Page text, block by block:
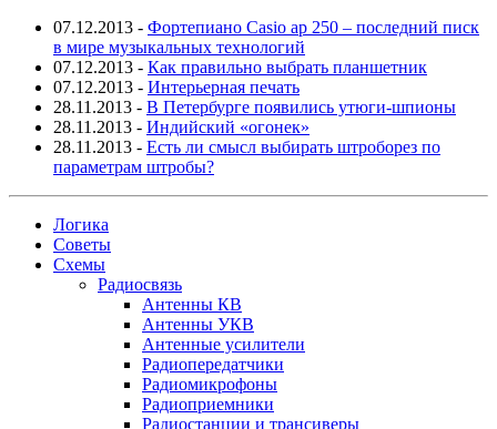
07.12.2013 - Фортепиано Casio ap 250 – последний писк
в мире музыкальных технологий
07.12.2013 - Как правильно выбрать планшетник
07.12.2013 - Интерьерная печать
28.11.2013 - В Петербурге появились утюги-шпионы
28.11.2013 - Индийский «огонек»
28.11.2013 - Есть ли смысл выбирать штроборез по
параметрам штробы?
Логика
Советы
Схемы
Радиосвязь
Антенны КВ
Антенны УКВ
Антенные усилители
Радиопередатчики
Радиомикрофоны
Радиоприемники
Радиостанции и трансиверы